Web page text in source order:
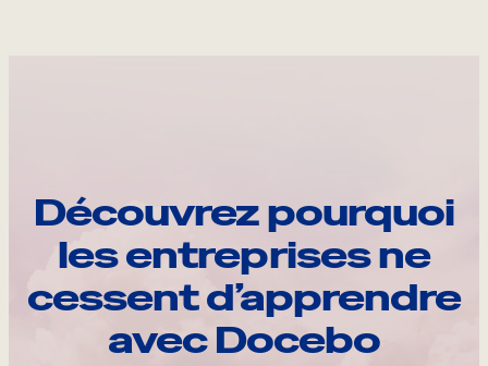
Découvrez pourquoi
les entreprises ne
cessent d’apprendre
avec Docebo